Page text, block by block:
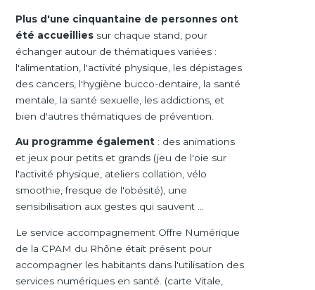
Plus d'une cinquantaine de personnes ont
été accueillies sur chaque stand, pour
échanger autour de thématiques variées :
l'alimentation, l'activité physique, les dépistages
des cancers, l'hygiène bucco-dentaire, la santé
mentale, la santé sexuelle, les addictions, et
bien d'autres thématiques de prévention.
Au programme également : des animations
et jeux pour petits et grands (jeu de l'oie sur
l'activité physique, ateliers collation, vélo
smoothie, fresque de l'obésité), une
sensibilisation aux gestes qui sauvent ...
Le service accompagnement Offre Numérique
de la CPAM du Rhône était présent pour
accompagner les habitants dans l'utilisation des
services numériques en santé. (carte Vitale,